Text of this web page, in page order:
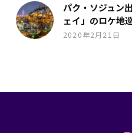
パク・ソジュン
ェイ」のロケ地
2020年2月21日